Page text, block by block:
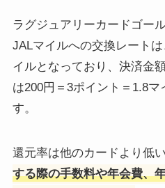
ラグジュアリーカードゴー
JALマイルへの交換レート
イルとなっており、決済金
は200円＝3ポイント＝1.8マ
す。
還元率は他のカードより低い
する際の手数料や年会費、